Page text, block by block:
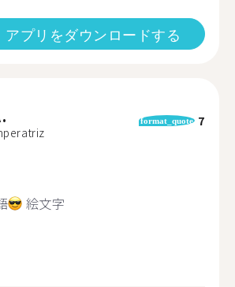
アプリをダウンロードする
format_quote 7
絵文字